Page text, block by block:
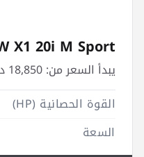
X1 20i M Sport
يبدأ السعر من:
القوة الحصانية (HP)
السعة